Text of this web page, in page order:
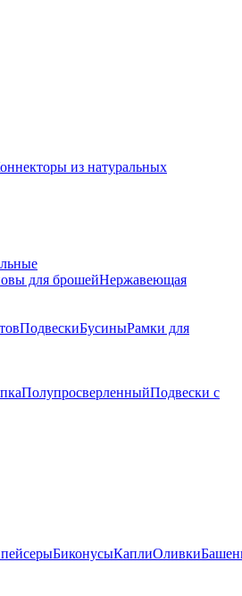
из натуральных
для брошейНержавеющая
ПодвескиБусиныРамки для
ПолупросверленныйПодвески с
БиконусыКаплиОливки